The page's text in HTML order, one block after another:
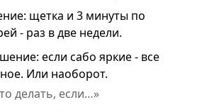
щетка и 3 минуты по
- раз в две недели.
если сабо яркие - все
Или наоборот.
делать, если…»